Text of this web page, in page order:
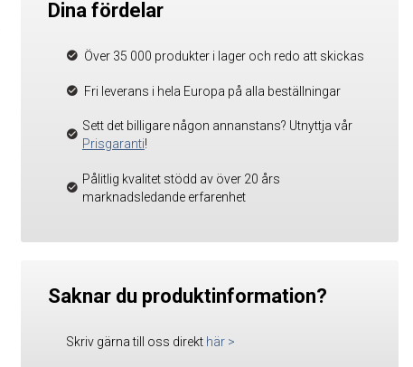
Dina fördelar
Över 35 000 produkter i lager och redo att skickas
Fri leverans i hela Europa på alla beställningar
Sett det billigare någon annanstans? Utnyttja vår
Prisgaranti!
Pålitlig kvalitet stödd av över 20 års
marknadsledande erfarenhet
Saknar du produktinformation?
Skriv gärna till oss direkt här >